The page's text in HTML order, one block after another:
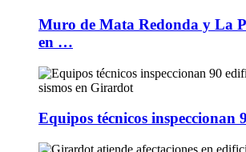
Muro de Mata Redonda y La
en …
Equipos técnicos inspeccionan